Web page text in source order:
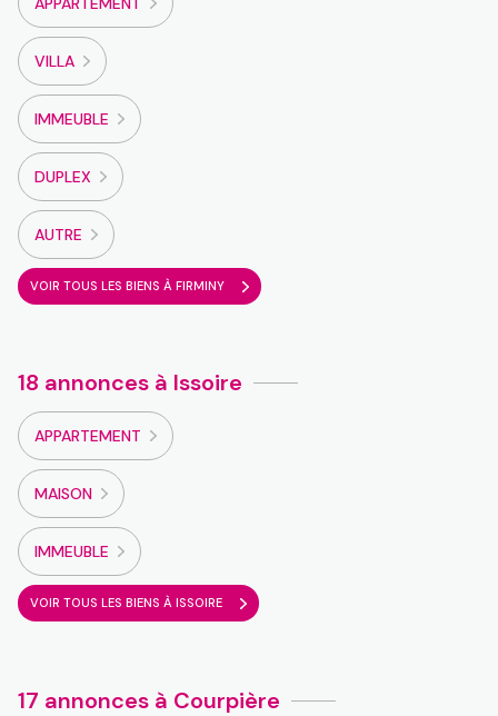
VILLA
IMMEUBLE
DUPLEX
AUTRE
VOIR TOUS LES BIENS À FIRMINY
18 annonces à Issoire
APPARTEMENT
MAISON
IMMEUBLE
VOIR TOUS LES BIENS À ISSOIRE
17 annonces à Courpière